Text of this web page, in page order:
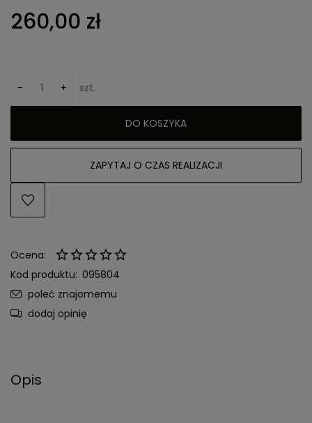
260,00 zł
- + szt.
DO KOSZYKA
ZAPYTAJ O CZAS REALIZACJI
Ocena:
Kod produktu: 095804
poleć znajomemu
dodaj opinię
Opis